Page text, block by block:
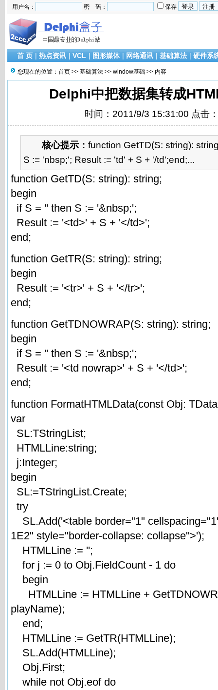
用户名： 密 码： 保存
首 页 | 热点资讯 | VCL | 图形媒体 | 网络通讯 | 基础算法 | 硬件系
您现在的位置： 首页 >> 基础算法 >> window基础 >> 内容
Delphi中把数据集转成
时间：2011/9/3 15:31:00 点击
核心提示： function GetTD(S: string):
S := 'nbsp;'; Result := 'td' + S + '/td';end;...
function GetTD(S: string): string;
begin
if S = '' then S := '&nbsp;';
Result := '<td>' + S + '</td>';
end;
function GetTR(S: string): string;
begin
Result := '<tr>' + S + '</tr>';
end;
function GetTDNOWRAP(S: string): string;
begin
if S = '' then S := '&nbsp;';
Result := '<td nowrap>' + S + '</td>';
end;
function FormatHTMLData(const Obj:
var
SL:TStringList;
HTMLLine:string;
j:Integer;
begin
SL:=TStringList.Create;
try
SL.Add('<table border="1"
1E2" style="border-collapse: collapse">');
HTMLLine := '';
for j := 0 to Obj.FieldCount - 1 do
begin
HTMLLine := HTMLLine +
playName);
end;
HTMLLine := GetTR(HTMLLine);
SL.Add(HTMLLine);
Obj.First;
while not Obj.eof do